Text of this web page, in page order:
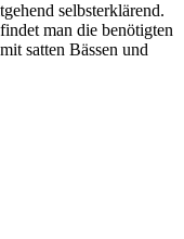
selbsterklärend.
man die benötigten
satten Bässen und